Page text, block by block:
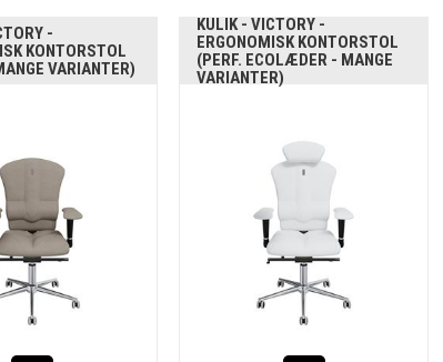
-
KONTORSTOL
VARIANTER)
KULIK - VICTORY -
ERGONOMISK KONTORSTOL
(PERF. ECOLÆDER - MANGE
VARIANTER)